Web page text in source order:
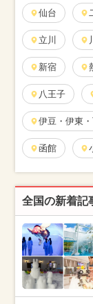
仙台
立川
新宿
八王子
伊豆・伊東・
函館
全国の新着記